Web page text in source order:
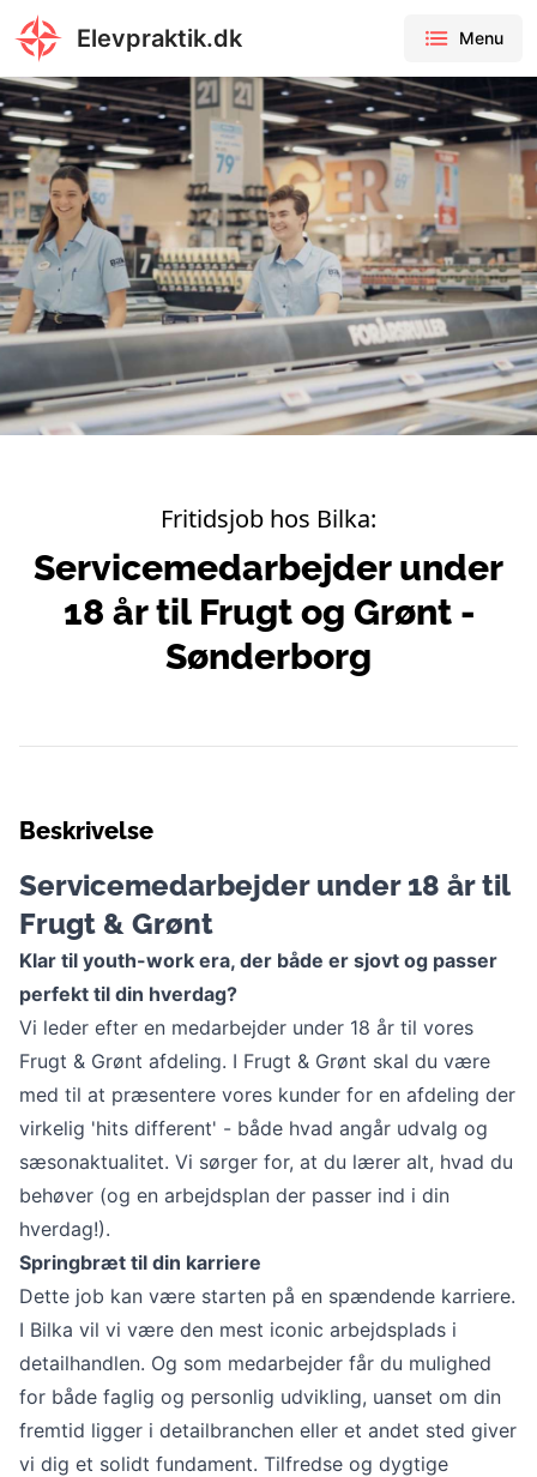
Elevpraktik.dk Menu
Fritidsjob hos Bilka:
Servicemedarbejder under
18 år til Frugt og Grønt -
Sønderborg
Beskrivelse
Servicemedarbejder under 18 år til
Frugt & Grønt
Klar til youth-work era, der både er sjovt og passer
perfekt til din hverdag?
Vi leder efter en medarbejder under 18 år til vores
Frugt & Grønt afdeling. I Frugt & Grønt skal du være
med til at præsentere vores kunder for en afdeling der
virkelig 'hits different' - både hvad angår udvalg og
sæsonaktualitet. Vi sørger for, at du lærer alt, hvad du
behøver (og en arbejdsplan der passer ind i din
hverdag!).
Springbræt til din karriere
Dette job kan være starten på en spændende karriere.
I Bilka vil vi være den mest iconic arbejdsplads i
detailhandlen. Og som medarbejder får du mulighed
for både faglig og personlig udvikling, uanset om din
fremtid ligger i detailbranchen eller et andet sted giver
vi dig et solidt fundament. Tilfredse og dygtige